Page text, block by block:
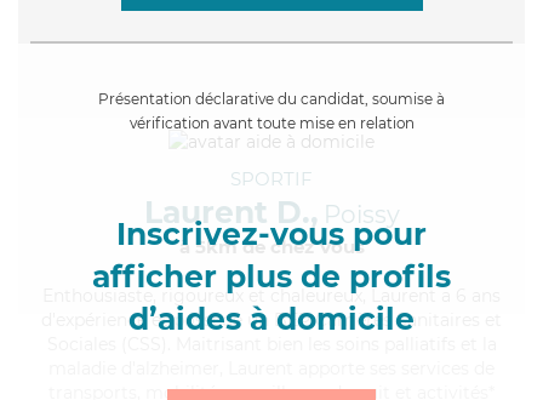
Présentation déclarative du candidat, soumise à
vérification avant toute mise en relation
Inscrivez-vous pour
afficher plus de profils
d’aides à domicile
SPORTIF
Laurent D., Poissy
à 5km de chez Vous
, rigoureux et chaleureux, Laurent a 6 ans
d'expérience et possède un BEP Carrières Sanitaires et
transports, mobilité, surveillance de nuit et activités*